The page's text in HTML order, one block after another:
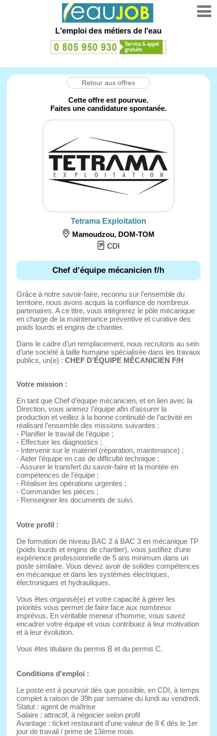
L'emploi des métiers de l'eau
Retour aux offres
Cette offre est pourvue.
Faites une candidature spontanée.
Tetrama Exploitation
Mamoudzou, DOM-TOM
CDI
Chef d’équipe mécanicien f/h
Grâce à notre savoir-faire, reconnu sur l’ensemble du
territoire, nous avons acquis la confiance de nombreux
partenaires. A ce titre, vous intégrerez le pôle mécanique
en charge de la maintenance préventive et curative des
poids lourds et engins de chantier.
Dans le cadre d’un remplacement, nous recrutons au sein
d’une société à taille humaine spécialisée dans les travaux
publics, un(e) : CHEF D’ÉQUIPE MÉCANICIEN F/H
Votre mission :
En tant que Chef d’équipe mécanicien, et en lien avec la
Direction, vous animez l’équipe afin d’assurer la
production et veillez à la bonne continuité de l’activité en
réalisant l’ensemble des missions suivantes :
- Planifier le travail de l’équipe ;
- Effectuer les diagnostics ;
- Intervenir sur le matériel (réparation, maintenance) ;
- Aider l’équipe en cas de difficulté technique ;
- Assurer le transfert du savoir-faire et la montée en
compétences de l’équipe ;
- Réaliser les opérations urgentes ;
- Commander les pièces ;
- Renseigner les documents de suivi.
Votre profil :
De formation de niveau BAC 2 à BAC 3 en mécanique TP
(poids lourds et engins de chantier), vous justifiez d’une
expérience professionnelle de 5 ans minimum dans un
poste similaire. Vous devez avoir de solides compétences
en mécanique et dans les systèmes électriques,
électroniques et hydrauliques.
Vous êtes organisé(e) et votre capacité à gérer les
priorités vous permet de faire face aux nombreux
imprévus. En véritable meneur d’homme, vous savez
encadrer votre équipe et vous contribuez à leur motivation
et à leur évolution.
Vous êtes titulaire du permis B et du permis C.
Conditions d'emploi :
Le poste est à pourvoir dès que possible, en CDI, à temps
complet à raison de 39h par semaine du lundi au vendredi.
Statut : agent de maîtrise
Salaire : attractif, à négocier selon profil
Avantage : ticket restaurant d’une valeur de 8 € dés le 1er
jour de travail / prime de 13ème mois